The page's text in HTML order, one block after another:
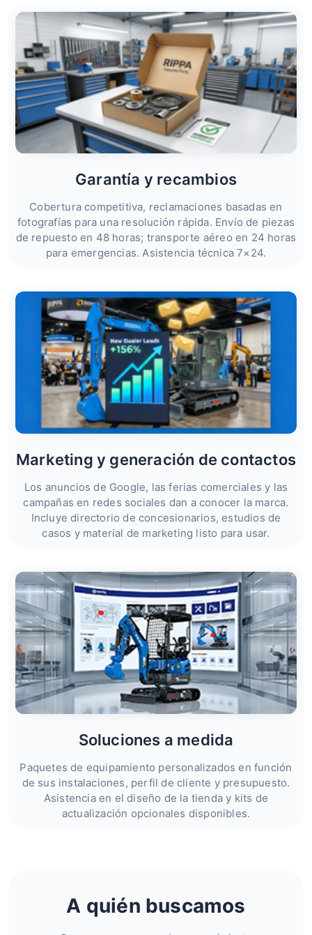
Garantía y recambios
Cobertura competitiva, reclamaciones basadas en
fotografías para una resolución rápida. Envío de piezas
de repuesto en 48 horas; transporte aéreo en 24 horas
para emergencias. Asistencia técnica 7×24.
Marketing y generación de contactos
Los anuncios de Google, las ferias comerciales y las
campañas en redes sociales dan a conocer la marca.
Incluye directorio de concesionarios, estudios de
casos y material de marketing listo para usar.
Soluciones a medida
Paquetes de equipamiento personalizados en función
de sus instalaciones, perfil de cliente y presupuesto.
Asistencia en el diseño de la tienda y kits de
actualización opcionales disponibles.
A quién buscamos